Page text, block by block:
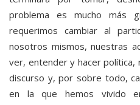
problema es mucho más
requerimos cambiar al
nosotros mismos, nuestras
ver, entender y hacer política,
discurso y, por sobre todo,
en la que hemos vivido